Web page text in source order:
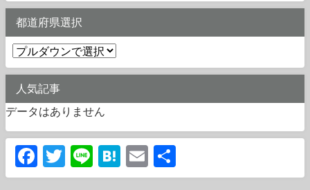
都道府県選択
人気記事
データはありません
Facebook
Twitter
LineHatena
Email
有